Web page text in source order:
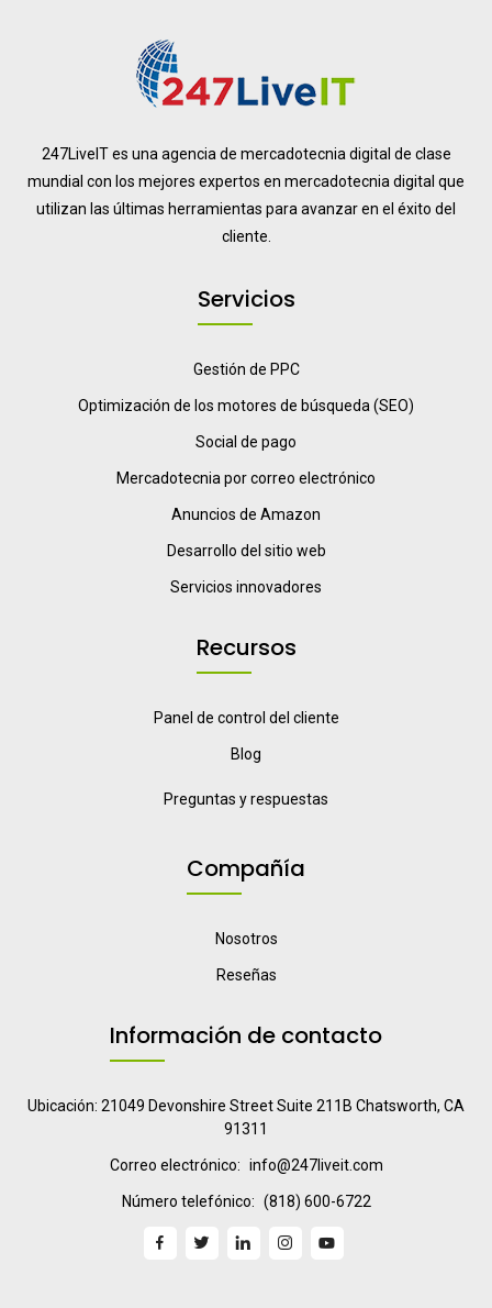
247LiveIT es una agencia de mercadotecnia digital de clase
mundial con los mejores expertos en mercadotecnia digital que
utilizan las últimas herramientas para avanzar en el éxito del
cliente.
Servicios
Gestión de PPC
Optimización de los motores de búsqueda (SEO)
Social de pago
Mercadotecnia por correo electrónico
Anuncios de Amazon
Desarrollo del sitio web
Servicios innovadores
Recursos
Panel de control del cliente
Blog
Preguntas y respuestas
Compañía
Nosotros
Reseñas
Información de contacto
Ubicación: 21049 Devonshire Street Suite 211B Chatsworth, CA
91311
Correo electrónico: info@247liveit.com
Número telefónico: (818) 600-6722